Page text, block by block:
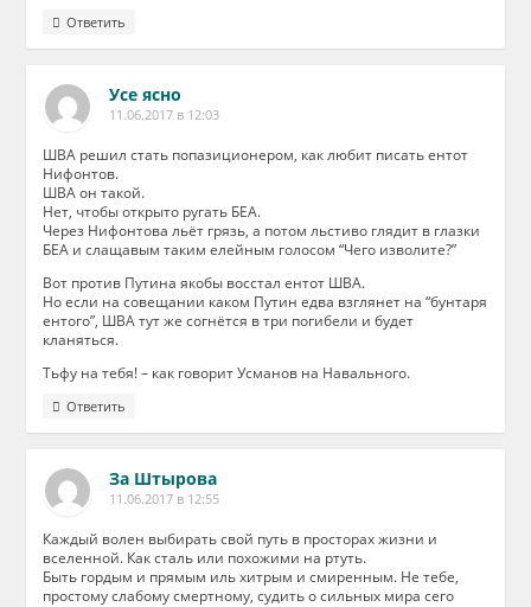
Ответить
Усе ясно
11.06.2017 в 12:03
ШВА решил стать попазиционером, как любит писать ентот
Нифонтов.
ШВА он такой.
Нет, чтобы открыто ругать БЕА.
Через Нифонтова льёт грязь, а потом льстиво глядит в глазки
БЕА и слащавым таким елейным голосом “Чего изволите?”
Вот против Путина якобы восстал ентот ШВА.
Но если на совещании каком Путин едва взглянет на “бунтаря
ентого”, ШВА тут же согнётся в три погибели и будет
кланяться.
Тьфу на тебя! – как говорит Усманов на Навального.
Ответить
За Штырова
11.06.2017 в 12:55
Каждый волен выбирать свой путь в просторах жизни и
вселенной. Как сталь или похожими на ртуть.
Быть гордым и прямым иль хитрым и смиренным. Не тебе,
простому слабому смертному, судить о сильных мира сего